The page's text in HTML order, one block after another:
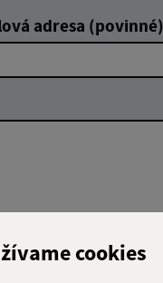
cookies
adresa (povinné)